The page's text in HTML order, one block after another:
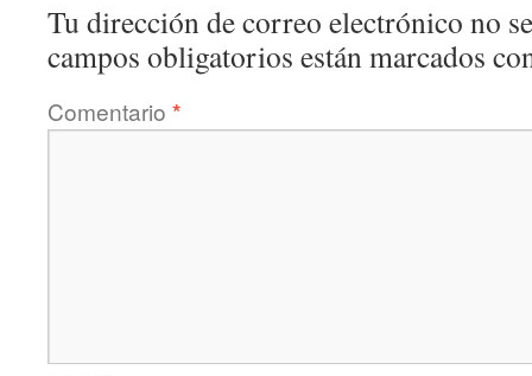
Tu dirección de correo electrónico no
campos obligatorios están marcados
Comentario *